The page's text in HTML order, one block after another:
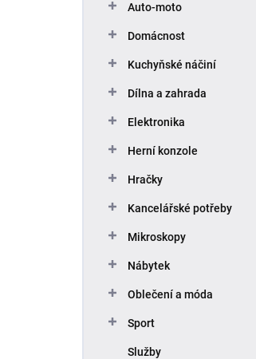
Auto-moto
Domácnost
Kuchyňské náčiní
Dílna a zahrada
Elektronika
Herní konzole
Hračky
Kancelářské potřeby
Mikroskopy
Nábytek
Oblečení a móda
Sport
Služby